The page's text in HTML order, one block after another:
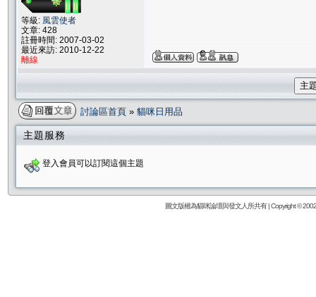
等級: 風雲使者
文章: 428
註冊時間: 2007-03-02
最近來訪: 2010-12-22
離線
主
討論區首頁 » 貓咪日用品
主題服務
登入會員可以訂閱這個主題
圖文版權為貓咪論壇與發文人所共有 | Copyright ©